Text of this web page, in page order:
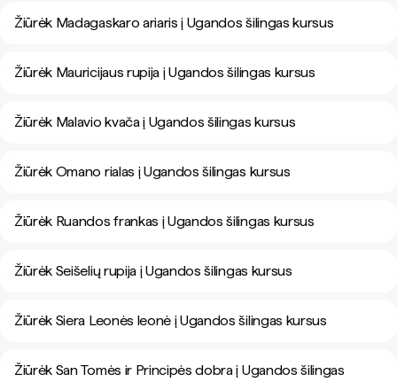
Žiūrėk Madagaskaro ariaris į Ugandos šilingas kursus
Žiūrėk Mauricijaus rupija į Ugandos šilingas kursus
Žiūrėk Malavio kvača į Ugandos šilingas kursus
Žiūrėk Omano rialas į Ugandos šilingas kursus
Žiūrėk Ruandos frankas į Ugandos šilingas kursus
Žiūrėk Seišelių rupija į Ugandos šilingas kursus
Žiūrėk Siera Leonės leonė į Ugandos šilingas kursus
Žiūrėk San Tomės ir Principės dobra į Ugandos šilingas